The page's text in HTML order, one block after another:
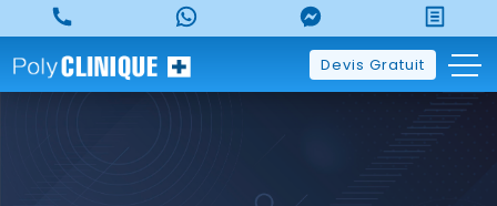
to
content
Devis Gratuit